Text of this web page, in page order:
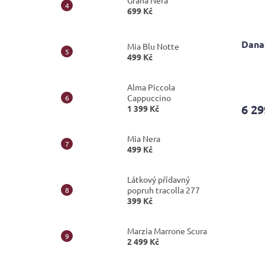
699 Kč
Mia Blu Notte
499 Kč
Alma Piccola
Cappuccino
1 399 Kč
Mia Nera
499 Kč
Látkový přídavný
popruh tracolla 277
399 Kč
Marzia Marrone Scura
2 499 Kč
je
6